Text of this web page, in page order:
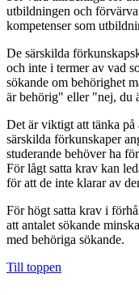
utbildningen och
kompetenser som
De särskilda
och inte i termer av vad
sökande om behörighet
är behörig" eller "nej,
Det är viktigt att tänka på
särskilda förkunskaper
studerande behöver ha
För lågt satta krav kan
för att de inte klarar av
För högt satta krav i
att antalet sökande
med behöriga sökande.
Till toppen